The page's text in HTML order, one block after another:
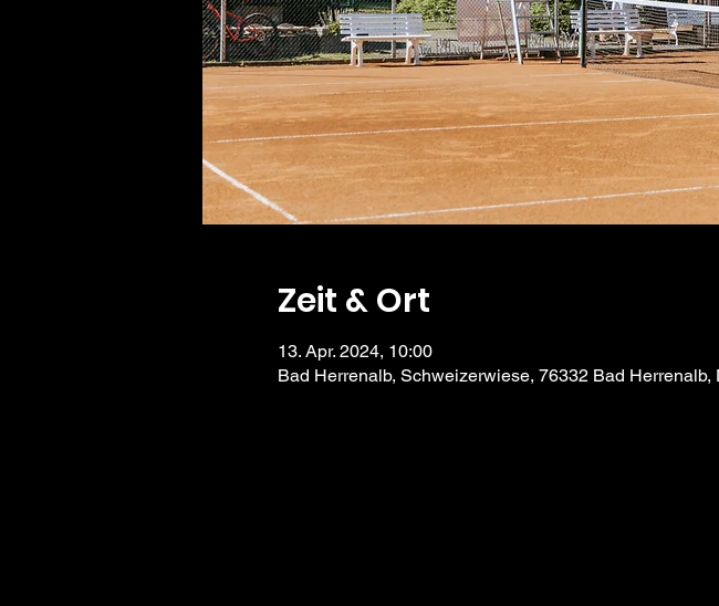
Zeit & Ort
13. Apr. 2024, 10:00
Bad Herrenalb, Schweizerwiese, 76332 Bad Herrenalb,